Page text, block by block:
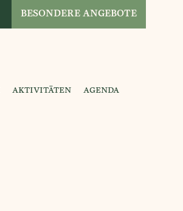
BESONDERE ANGEBOTE
AKTIVITÄTEN AGENDA